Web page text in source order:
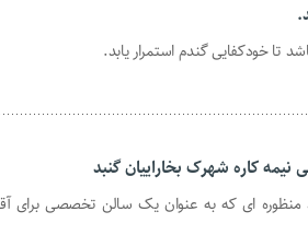
تا خودکفایی گندم استمرار یابد.
کاره شهرک بخاراییان گنبد
ای که به عنوان یک سالن تخصصی برای